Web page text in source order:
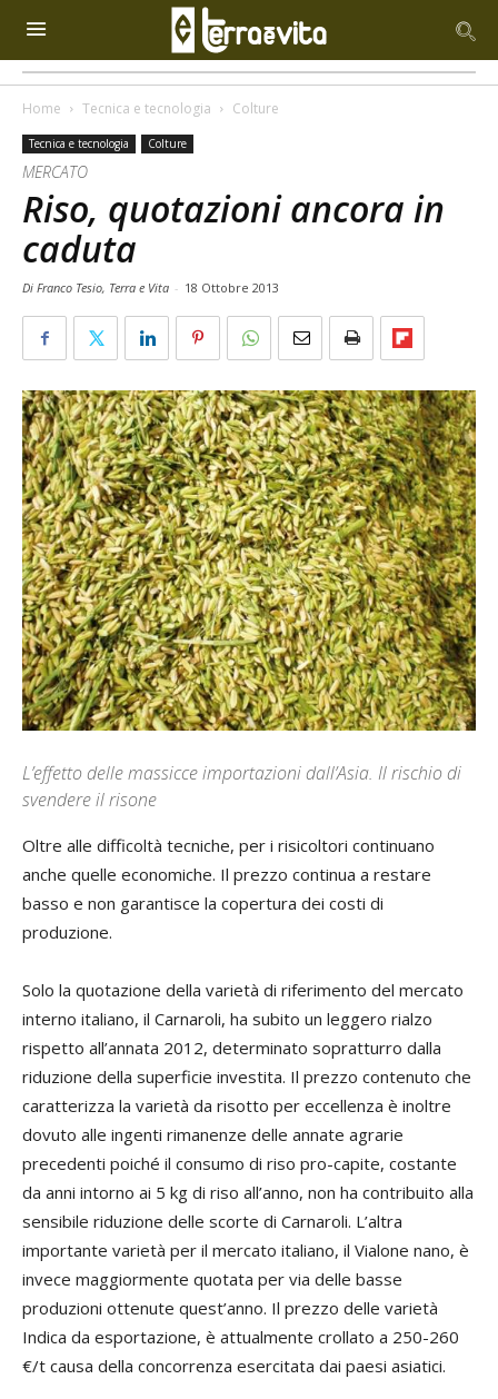
Home Tecnica e tecnologia Colture
Tecnica e tecnologia Colture
MERCATO
Riso, quotazioni ancora in
caduta
Di Franco Tesio, Terra e Vita - 18 Ottobre 2013
L’effetto delle massicce importazioni dall’Asia. Il rischio di
svendere il risone
Oltre alle difficoltà tecniche, per i risicoltori continuano
anche quelle economiche. Il prezzo continua a restare
basso e non garantisce la copertura dei costi di
produzione.
Solo la quotazione della varietà di riferimento del mercato
interno italiano, il Carnaroli, ha subito un leggero rialzo
rispetto all’annata 2012, determinato sopratturro dalla
riduzione della superficie investita. Il prezzo contenuto che
caratterizza la varietà da risotto per eccellenza è inoltre
dovuto alle ingenti rimanenze delle annate agrarie
precedenti poiché il consumo di riso pro-capite, costante
da anni intorno ai 5 kg di riso all’anno, non ha contribuito alla
sensibile riduzione delle scorte di Carnaroli. L’altra
importante varietà per il mercato italiano, il Vialone nano, è
invece maggiormente quotata per via delle basse
produzioni ottenute quest’anno. Il prezzo delle varietà
Indica da esportazione, è attualmente crollato a 250-260
€/t causa della concorrenza esercitata dai paesi asiatici.